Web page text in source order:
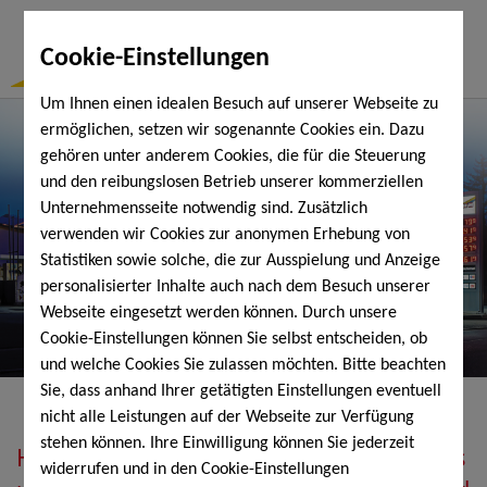
Cookie-Einstellungen
Um Ihnen einen idealen Besuch auf unserer Webseite zu
ermöglichen, setzen wir sogenannte Cookies ein. Dazu
gehören unter anderem Cookies, die für die Steuerung
und den reibungslosen Betrieb unserer kommerziellen
Unternehmensseite notwendig sind. Zusätzlich
verwenden wir Cookies zur anonymen Erhebung von
Statistiken sowie solche, die zur Ausspielung und Anzeige
personalisierter Inhalte auch nach dem Besuch unserer
Webseite eingesetzt werden können. Durch unsere
Cookie-Einstellungen können Sie selbst entscheiden, ob
und welche Cookies Sie zulassen möchten. Bitte beachten
Sie, dass anhand Ihrer getätigten Einstellungen eventuell
nicht alle Leistungen auf der Webseite zur Verfügung
stehen können. Ihre Einwilligung können Sie jederzeit
widerrufen und in den Cookie-Einstellungen
Heizöl, Diesel, Schmierstoffe, Holzpellets